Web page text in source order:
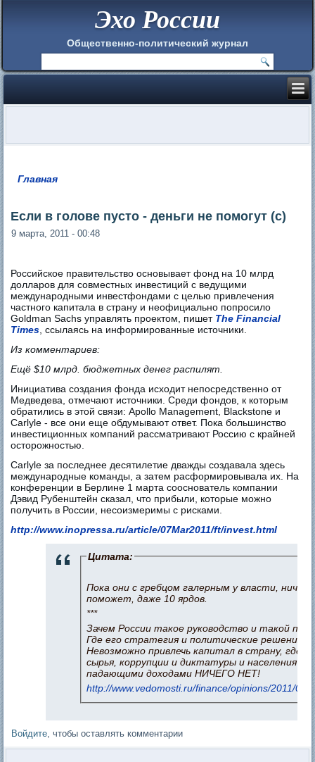
Эхо России
Общественно-политический журнал
Главная
Если в голове пусто - деньги не помогут (с)
9 марта, 2011 - 00:48
Российское правительство основывает фонд на 10 млрд
долларов для совместных инвестиций с ведущими
международными инвестфондами с целью привлечения
частного капитала в страну и неофициально попросило
Goldman Sachs управлять проектом, пишет The Financial
Times , ссылаясь на информированные источники.
Из комментариев:
Ещё $10 млрд. бюджетных денег распилят.
Инициатива создания фонда исходит непосредственно от
Медведева, отмечают источники. Среди фондов, к которым
обратились в этой связи: Apollo Management, Blackstone и
Carlyle - все они еще обдумывают ответ. Пока большинство
инвестиционных компаний рассматривают Россию с крайней
осторожностью.
Carlyle за последнее десятилетие дважды создавала здесь
международные команды, а затем расформировывала их. На
конференции в Берлине 1 марта сооснователь компании
Дэвид Рубенштейн сказал, что прибыли, которые можно
получить в России, несоизмеримы с рисками.
http://www.inopressa.ru/article/07Mar2011/ft/invest.html
Цитата:
Пока они с гребцом галерным у власти,
поможет, даже 10 ярдов.
***
Зачем России такое руководство и такой
Где его стратегия и политические решения?
Невозможно привлечь капитал в страну, где
сырья, коррупции и диктатуры и населения с
падающими доходами НИЧЕГО НЕТ!
http://www.vedomosti.ru/finance/opinions/2011/03/
Войдите , чтобы оставлять комментарии